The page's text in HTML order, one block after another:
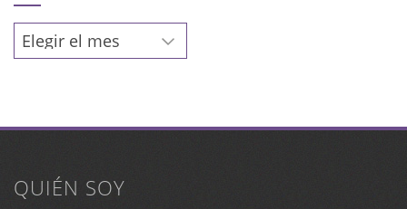
Archivos
QUIÉN SOY